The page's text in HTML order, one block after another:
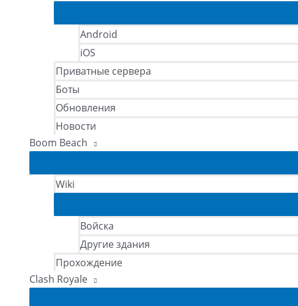
Android
iOS
Приватные сервера
Боты
Обновления
Новости
Boom Beach
Wiki
Войска
Другие здания
Прохождение
Clash Royale